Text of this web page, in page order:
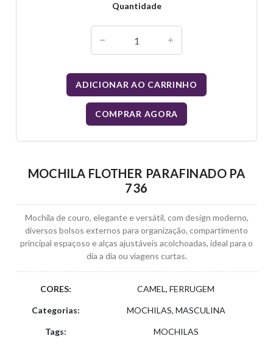
Quantidade
ADICIONAR AO CARRINHO
COMPRAR AGORA
MOCHILA FLOTHER PARAFINADO PA
736
Mochila de couro, elegante e versátil, com design moderno,
diversos bolsos externos para organização, compartimento
principal espaçoso e alças ajustáveis acolchoadas, ideal para o
dia a dia ou viagens curtas.
CORES: CAMEL, FERRUGEM
Categorias: MOCHILAS, MASCULINA
Tags: MOCHILAS